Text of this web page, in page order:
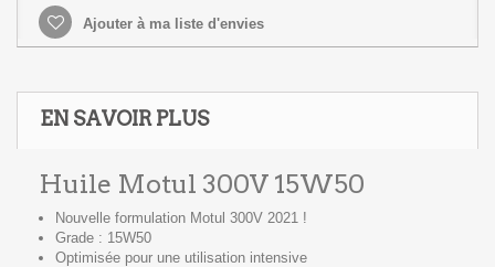
Ajouter à ma liste d'envies
EN SAVOIR PLUS
Huile Motul 300V 15W50
Nouvelle formulation Motul 300V 2021 !
Grade : 15W50
Optimisée pour une utilisation intensive